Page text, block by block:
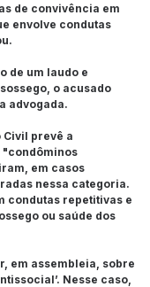
de convivência em
envolve condutas
de um laudo e
o acusado
advogada.
Civil prevê a
"condôminos
em casos
nessa categoria.
condutas repetitivas e
ou saúde dos
em assembleia, sobre
Nesse caso,